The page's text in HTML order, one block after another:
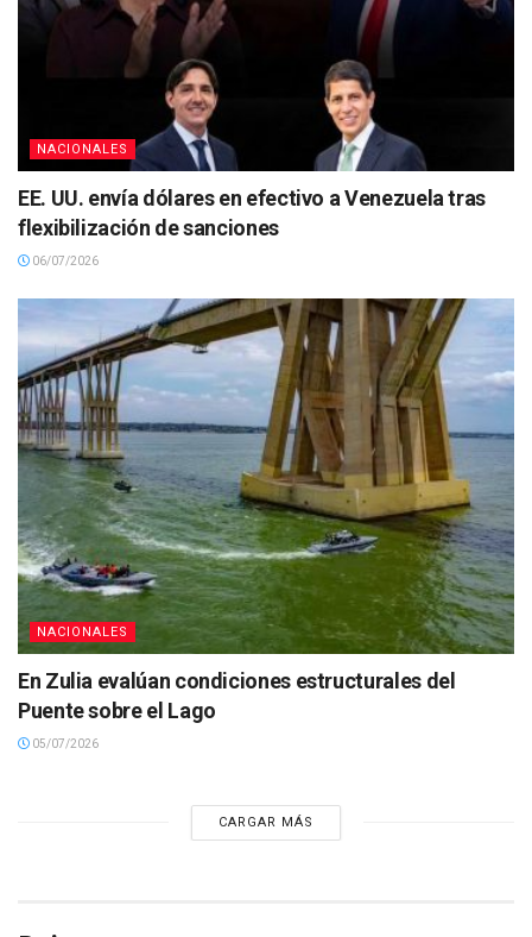
NACIONALES
EE. UU. envía dólares en efectivo a Venezuela tras
flexibilización de sanciones
06/07/2026
NACIONALES
En Zulia evalúan condiciones estructurales del
Puente sobre el Lago
05/07/2026
CARGAR MÁS